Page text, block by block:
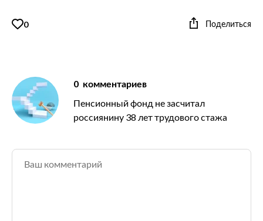
0 Поделиться
0 комментариев
Пенсионный фонд не засчитал
россиянину 38 лет трудового стажа